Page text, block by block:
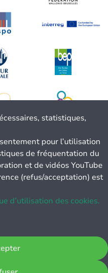
statistiques,
pour l’utilisation
de fréquentation du
et de vidéos YouTube
(refus/acceptation) est
d’utilisation des cookies.